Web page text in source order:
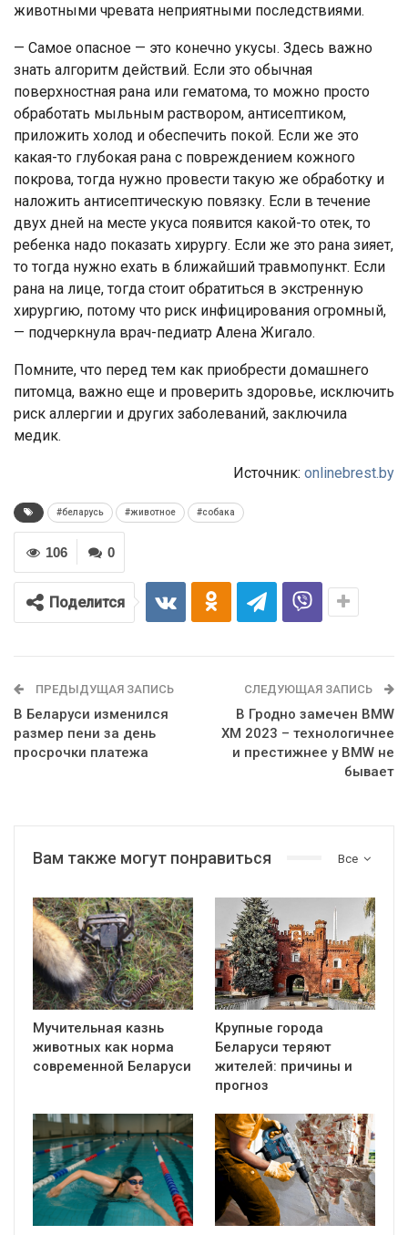
животными чревата неприятными последствиями.
— Самое опасное — это конечно укусы. Здесь важно
знать алгоритм действий. Если это обычная
поверхностная рана или гематома, то можно просто
обработать мыльным раствором, антисептиком,
приложить холод и обеспечить покой. Если же это
какая-то глубокая рана с повреждением кожного
покрова, тогда нужно провести такую же обработку и
наложить антисептическую повязку. Если в течение
двух дней на месте укуса появится какой-то отек, то
ребенка надо показать хирургу. Если же это рана зияет,
то тогда нужно ехать в ближайший травмопункт. Если
рана на лице, тогда стоит обратиться в экстренную
хирургию, потому что риск инфицирования огромный,
— подчеркнула врач-педиатр Алена Жигало.
Помните, что перед тем как приобрести домашнего
питомца, важно еще и проверить здоровье, исключить
риск аллергии и других заболеваний, заключила
медик.
Источник: onlinebrest.by
#беларусь #животное #собака
0
106
Поделится
ПРЕДЫДУЩАЯ ЗАПИСЬ
В Беларуси изменился
размер пени за день
просрочки платежа
СЛЕДУЮЩАЯ ЗАПИСЬ
В Гродно замечен BMW
XM 2023 – технологичнее
и престижнее у BMW не
бывает
Все
Вам также могут понравиться
Мучительная казнь
животных как норма
современной Беларуси
Крупные города
Беларуси теряют
жителей: причины и
прогноз